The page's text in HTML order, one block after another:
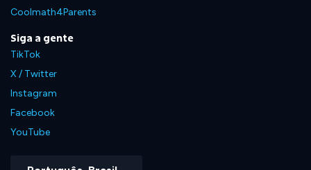
Coolmath4Parents
Siga a gente
TikTok
X / Twitter
Instagram
Facebook
YouTube